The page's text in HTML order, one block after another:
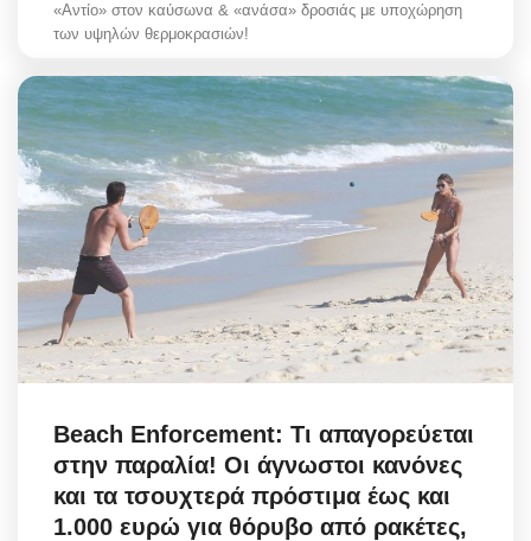
«Αντίο» στον καύσωνα & «ανάσα» δροσιάς με υποχώρηση
των υψηλών θερμοκρασιών!
Beach Enforcement: Τι απαγορεύεται
στην παραλία! Οι άγνωστοι κανόνες
και τα τσουχτερά πρόστιμα έως και
1.000 ευρώ για θόρυβο από ρακέτες,